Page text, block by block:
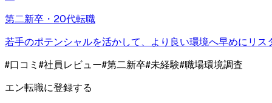
第二新卒・20代転職
若手のポテンシャルを活かして、より良い環境へ早めにリス
#口コミ #社員レビュー#第二新卒#未経験#職場環境調査
エン転職に登録する